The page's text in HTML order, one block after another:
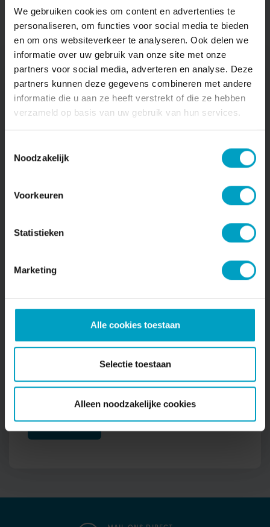
We gebruiken cookies om content en advertenties te
personaliseren, om functies voor social media te bieden
en om ons websiteverkeer te analyseren. Ook delen we
informatie over uw gebruik van onze site met onze
partners voor social media, adverteren en analyse. Deze
partners kunnen deze gegevens combineren met andere
informatie die u aan ze heeft verstrekt of die ze hebben
verzameld op basis van uw gebruik van hun services.
Noodzakelijk
Voorkeuren
Statistieken
Marketing
Alle cookies toestaan
Selectie toestaan
Alleen noodzakelijke cookies
Blijf op de hoogte
wanneer er nieuws is. We sturen belangrijke
E-mailadres*
Telefoonnummer
mijn gegevens